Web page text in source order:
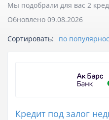
Банкоматы
Мы подобрали для вас 2
Обновлено 09.08.2026
Сортировать: по
Кредит под залог